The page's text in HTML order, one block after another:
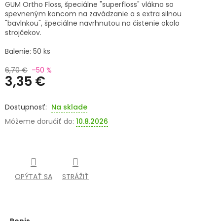
SENIORI
ZNAČKY
6,70 € –50 %
3,35 €
cena:
Na sklade
Môžeme doručiť do: 10.8.2026
GUM Ortho Floss, špeciálne "superfloss" vlákno so
spevneným koncom na zavádzanie a s extra silnou
"bavlnkou", špeciálne navrhnutou na čistenie okolo
strojčekov.
Balenie: 50 ks
OPÝTAŤ SA STRÁŽIŤ